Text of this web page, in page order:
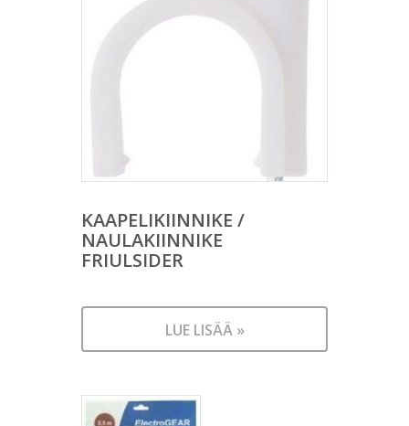
KAAPELIKIINNIKE /
NAULAKIINNIKE
FRIULSIDER
LUE LISÄÄ »